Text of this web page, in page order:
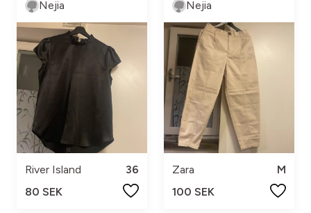
Nejia
River Island
36
80 SEK
Nejia
Zara
M
100 SEK